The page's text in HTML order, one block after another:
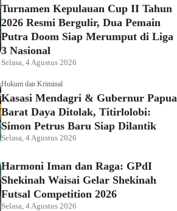
Turnamen Kepulauan Cup II Tahun
2026 Resmi Bergulir, Dua Pemain
Putra Doom Siap Merumput di Liga
3 Nasional
Selasa, 4 Agustus 2026
Hukum dan Kriminal
Kasasi Mendagri & Gubernur Papua
Barat Daya Ditolak, Titirlolobi:
Simon Petrus Baru Siap Dilantik
Selasa, 4 Agustus 2026
Harmoni Iman dan Raga: GPdI
Shekinah Waisai Gelar Shekinah
Futsal Competition 2026
Selasa, 4 Agustus 2026